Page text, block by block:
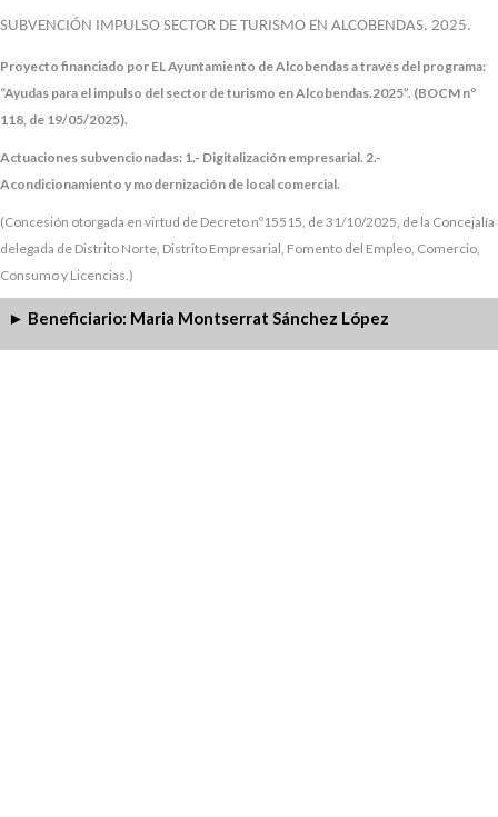
SUBVENCIÓN IMPULSO SECTOR DE TURISMO EN ALCOBENDAS. 2025.
Proyecto financiado por EL Ayuntamiento de Alcobendas a través del programa:
“Ayudas para el impulso del sector de turismo en Alcobendas.2025”. (BOCM nº
118, de 19/05/2025).
Actuaciones subvencionadas: 1.- Digitalización empresarial. 2.-
Acondicionamiento y modernización de local comercial.
(Concesión otorgada en virtud de Decreto nº15515, de 31/10/2025, de la Concejalía
delegada de Distrito Norte, Distrito Empresarial, Fomento del Empleo, Comercio,
Consumo y Licencias.)
► Beneficiario: Maria Montserrat Sánchez López